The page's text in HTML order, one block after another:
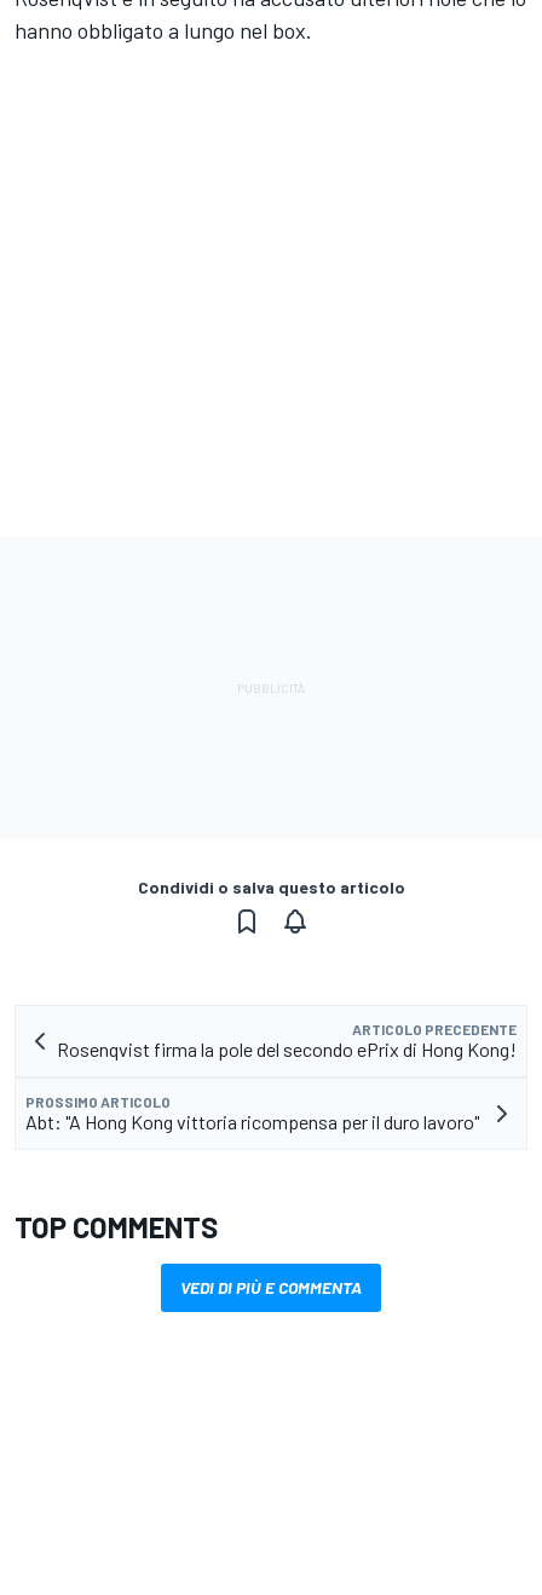
hanno obbligato a lungo nel box.
Condividi o salva questo articolo
ARTICOLO PRECEDENTE
Rosenqvist firma la pole del secondo ePrix di Hong Kong!
PROSSIMO ARTICOLO
Abt: "A Hong Kong vittoria ricompensa per il duro lavoro"
TOP COMMENTS
VEDI DI PIÙ E COMMENTA